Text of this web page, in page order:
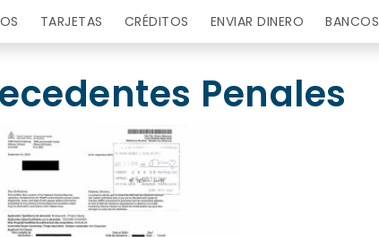
TARJETAS CRÉDITOS ENVIAR DINERO BANCOS
Penales